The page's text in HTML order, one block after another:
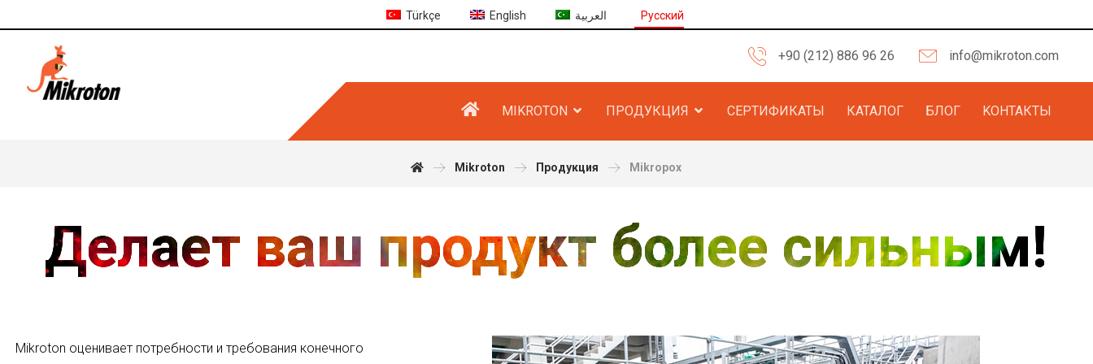
Türkçe English العربية Русский
info@mikroton.com
+90 (212) 886 96 26
MIKROTON ПРОДУКЦИЯ СЕРТИФИКАТЫ КАТАЛОГ БЛОГ KОНТАКТЫ
Mikroton Продукция Mikropox
Делает ваш продукт более сильным!
Mikroton оценивает потребности и требования конечного